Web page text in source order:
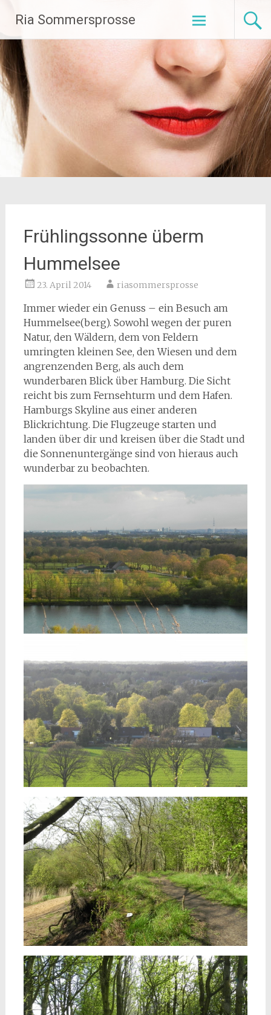
Inhalt
springen
Ria Sommersprosse
Frühlingssonne überm
Hummelsee
23. April 2014 riasommersprosse
Immer wieder ein Genuss – ein Besuch am
Hummelsee(berg). Sowohl wegen der puren
Natur, den Wäldern, dem von Feldern
umringten kleinen See, den Wiesen und dem
angrenzenden Berg, als auch dem
wunderbaren Blick über Hamburg. Die Sicht
reicht bis zum Fernsehturm und dem Hafen.
Hamburgs Skyline aus einer anderen
Blickrichtung. Die Flugzeuge starten und
landen über dir und kreisen über die Stadt und
die Sonnenuntergänge sind von hieraus auch
wunderbar zu beobachten.